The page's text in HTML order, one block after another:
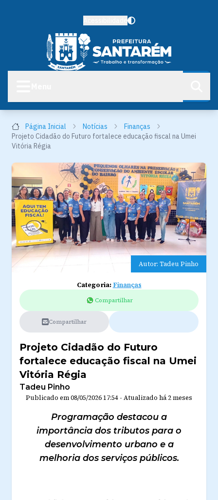
Página Inicial Notícias
Finanças
Projeto Cidadão do Futuro fortalece educação fiscal na Umei
Vitória Régia
Autor: Tadeu Pinho
Categoria:Finanças
Compartilhar
Compartilhar
Projeto Cidadão do Futuro
fortalece educação fiscal na Umei
Vitória Régia
Tadeu Pinho
Publicado em08/05/2026 17:54 - Atualizado há 2 meses
Programação destacou a
importância dos tributos para o
desenvolvimento urbano e a
melhoria dos serviços públicos.